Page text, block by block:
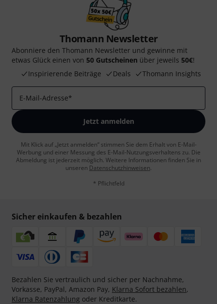
Thomann Newsletter
Abonniere den Thomann Newsletter und gewinne mit
etwas Glück einen von 50 Gutscheinen über jeweils 50€!
Inspirierende Beiträge
Deals Thomann Insights
E-Mail-Adresse*
Jetzt anmelden
Mit Klick auf „Jetzt anmelden“ stimmen Sie dem Erhalt von E-Mail-
Werbung und einer Messung des E-Mail-Nutzungsverhaltens zu. Die
Abmeldung ist jederzeit möglich. Weitere Informationen finden Sie in
unseren Datenschutzhinweisen.
* Pflichtfeld
Sicher einkaufen & bezahlen
Bezahlen Sie vertraulich und sicher per Nachnahme,
Vorkasse, PayPal, Amazon Pay, Klarna Sofort bezahlen,
Klarna Ratenzahlung oder Kreditkarte.